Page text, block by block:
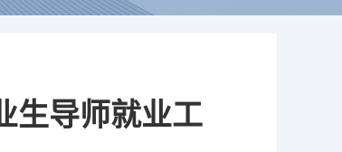
生导师就业工